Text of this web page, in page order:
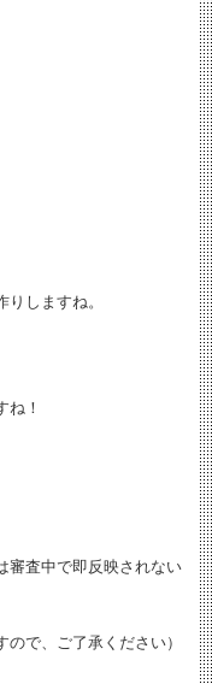
しますね。
ね！
審査中で即反映されない
で、ご了承ください）